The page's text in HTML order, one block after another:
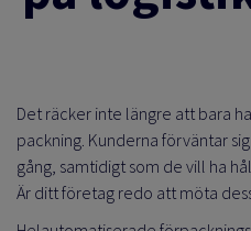
Det räcker inte längre att bara
packning. Kunderna förväntar
gång, samtidigt som de vill ha
Är ditt företag redo att möta